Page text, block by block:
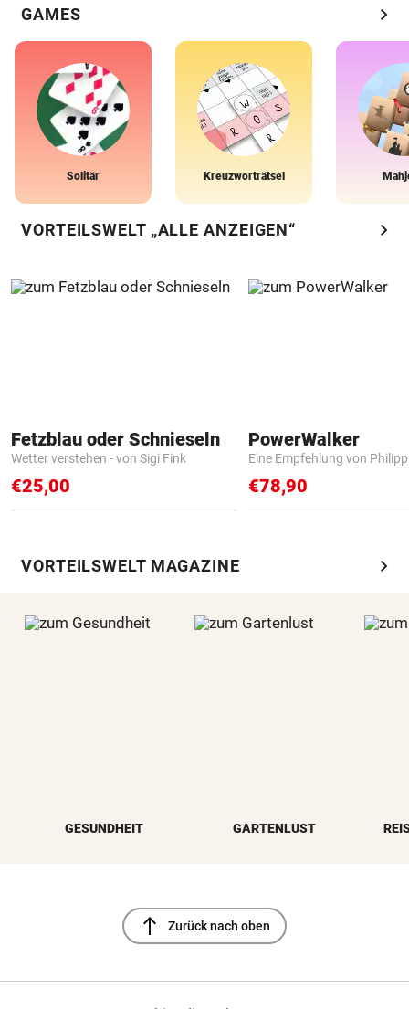
GAMES chevron_right
Solitär Kreuzworträtsel
VORTEILSWELT „ALLE ANZEIGEN“ chevron_right
Fetzblau oder Schnieseln
Wetter verstehen - von Sigi Fink
€25,00
PowerWalker
Eine Empfehlung von
€78,90
VORTEILSWELT MAGAZINE chevron_right
GESUNDHEIT GARTENLUST
north Zurück nach oben